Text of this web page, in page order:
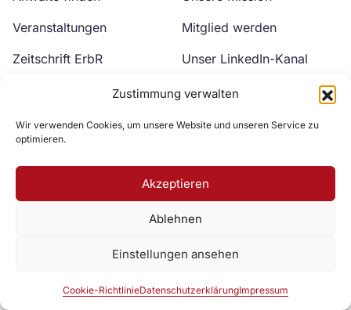
Zustimmung verwalten
Wir verwenden Cookies, um unsere Website und unseren Service zu
optimieren.
Akzeptieren
Ablehnen
Einstellungen ansehen
Cookie-RichtlinieDatenschutzerklärungImpressum
Veranstaltungen
Zeitschrift ErbR
Mitglied werden
Unser LinkedIn-Kanal
Unser YouTube-Kanal
Zur DAV Webseite